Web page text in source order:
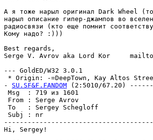
А я тоже нарыл оригинал Dark Wheel
нарыл описание гипер-джампов во
радиосвязи (кто еще помнит
Кому надо? :)))
Best regards,
Serge V. Avrov aka Lord Kor
--- GoldED/W32 3.0.1
* Origin: -=DeepTown, Kay Altos
- SU.SF&F.FANDOM (2:5010/67.20)
Msg  :
From : Serge Avrov
To   : Sergey Schegloff
Hi, Sergey!